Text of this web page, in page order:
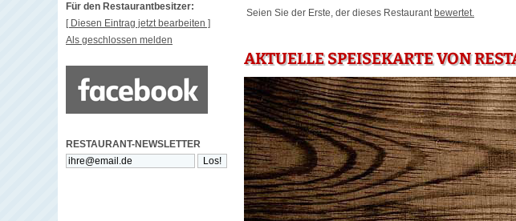
Für den Restaurantbesitzer:
[ Diesen Eintrag jetzt bearbeiten ]
Als geschlossen melden
RESTAURANT-NEWSLETTER
Seien Sie der Erste, der dieses Restaurant bewertet.
AKTUELLE SPEISEKARTE VON